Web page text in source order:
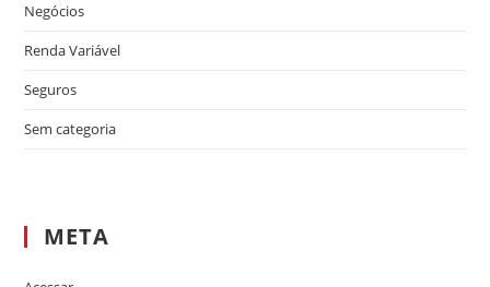
Negócios
Renda Variável
Seguros
Sem categoria
META